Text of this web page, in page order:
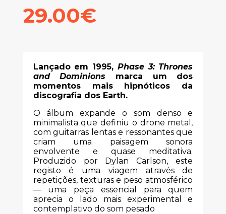
29.00€
Lançado em 1995, Phase 3: Thrones
and Dominions marca um dos
momentos mais hipnóticos da
discografia dos Earth.
O álbum expande o som denso e
minimalista que definiu o drone metal,
com guitarras lentas e ressonantes que
criam uma paisagem sonora
envolvente e quase meditativa.
Produzido por Dylan Carlson, este
registo é uma viagem através de
repetições, texturas e peso atmosférico
— uma peça essencial para quem
aprecia o lado mais experimental e
contemplativo do som pesado